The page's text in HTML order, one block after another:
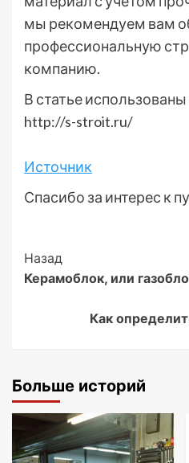
мы рекомендуем вам
профессиональную
компанию.
В статье
http://s-stroit.ru/
Источник
Спасибо за интерес к
Post
Navigation
Назад
Керамоблок, или
Как
Больше историй